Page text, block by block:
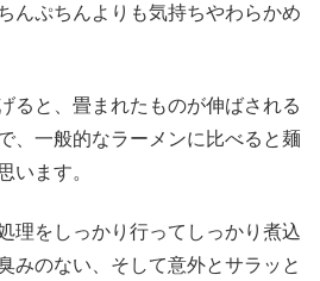
んぷちんよりも気持ちやわらかめ
ると、畳まれたものが伸ばされる
、一般的なラーメンに比べると麺
います。
理をしっかり行ってしっかり煮込
みのない、そして意外とサラッと